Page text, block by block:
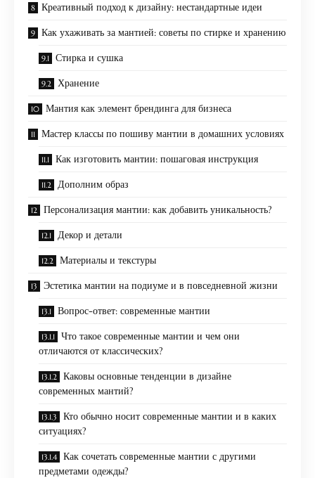
Креативный подход к дизайну: нестандартные идеи
Как ухаживать за мантией: советы по стирке и хранению
Стирка и сушка
Хранение
Мантия как элемент брендинга для бизнеса
Мастер классы по пошиву мантии в домашних условиях
Как изготовить мантии: пошаговая инструкция
Дополним образ
Персонализация мантии: как добавить уникальность?
Декор и детали
Материалы и текстуры
Эстетика мантии на подиуме и в повседневной жизни
Вопрос-ответ: современные мантии
Что такое современные мантии и чем они
отличаются от классических?
Каковы основные тенденции в дизайне
современных мантий?
Кто обычно носит современные мантии и в каких
ситуациях?
Как сочетать современные мантии с другими
предметами одежды?